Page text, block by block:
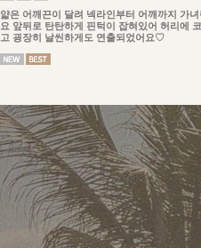
얇은 어깨끈이 달려 넥라인부터 어깨까지 가
요 앞뒤로 탄탄하게 핀턱이 잡혀있어 허리에
고 굉장히 날씬하게도 연출되었어요♡